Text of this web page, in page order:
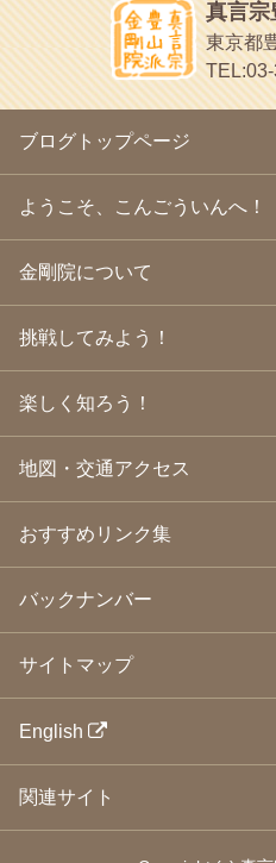
2010年4月(25)
2010年3月
(22)
2010年2月(23)
2010年1月(23)
(18)
2009年11月
(20)
2009年10月(20)
2009年9月 (20)
2009年6月(22)
2009年5月(20)
2009年4月
(24)
2009年3月(21)
2009年2月(19)
2009年1月(25)
2008年10月
(31)
2008年9月(24)
2008年8月(24)
2008年5月(21)
(24)
2008年2月 (21)
2008年1月(23)
2007年12月
2007年9月
2007年8月(26)
放言じゃなくて和尚さんの名前だ
面白いサイトみつけたよ。
ヘェ～という感じ
chocolab.Air♪DIALY
ラブラドールのワンちゃんがかわ
真言宗
東京都
ブログトップページ
ようこそ、こんごういんへ！
金剛院について
挑戦してみよう！
楽しく知ろう！
地図・交通アクセス
おすすめリンク集
バックナンバー
サイトマップ
English
関連サイト